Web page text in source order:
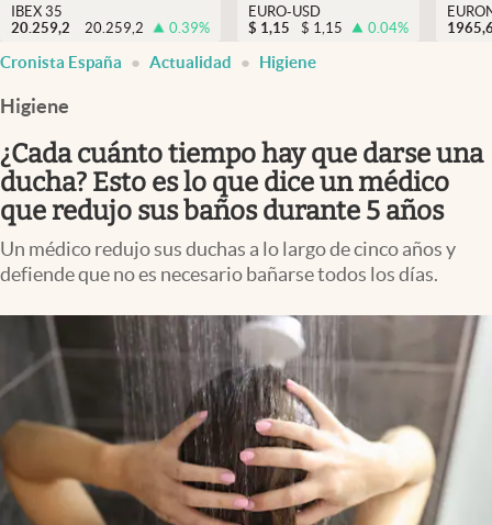
USA
Criptomonedas
España
NOTICIAS
FINANZAS
EURO
IBEX 35
20.259,2
20.259,2 0.39%
EURO-USD
$ 1,15 $ 1,15 0.04%
Cronista España Actualidad Higiene
Higiene
¿Cada cuánto tiempo hay que darse una
ducha? Esto es lo que dice un médico
que redujo sus baños durante 5 años
Un médico redujo sus duchas a lo largo de cinco años y
defiende que no es necesario bañarse todos los días.